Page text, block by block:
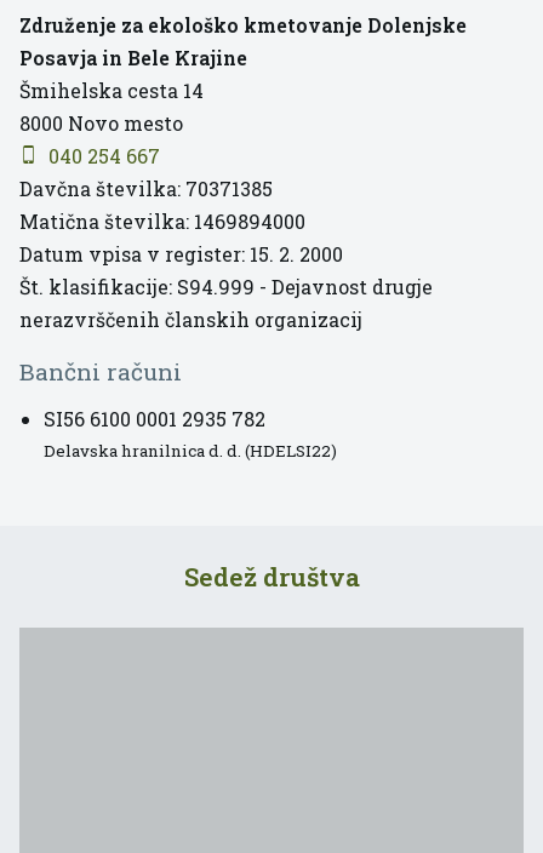
Združenje za ekološko kmetovanje Dolenjske
Posavja in Bele Krajine
Šmihelska cesta 14
8000 Novo mesto
040 254 667
Davčna številka: 70371385
Matična številka: 1469894000
Datum vpisa v register: 15. 2. 2000
Št. klasifikacije: S94.999 - Dejavnost drugje
nerazvrščenih članskih organizacij
Bančni računi
SI56 6100 0001 2935 782
Delavska hranilnica d. d. (HDELSI22)
Sedež društva